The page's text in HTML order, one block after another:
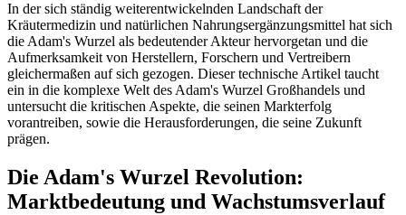
In der sich ständig weiterentwickelnden Landschaft der
Kräutermedizin und natürlichen Nahrungsergänzungsmittel hat sich
die Adam's Wurzel als bedeutender Akteur hervorgetan und die
Aufmerksamkeit von Herstellern, Forschern und Vertreibern
gleichermaßen auf sich gezogen. Dieser technische Artikel taucht
ein in die komplexe Welt des Adam's Wurzel Großhandels und
untersucht die kritischen Aspekte, die seinen Markterfolg
vorantreiben, sowie die Herausforderungen, die seine Zukunft
prägen.
Die Adam's Wurzel Revolution:
Marktbedeutung und Wachstumsverlauf